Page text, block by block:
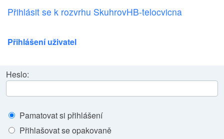
Přihlásit se k rozvrhu SkuhrovHB-telocvicna
Přihlášení uživatel
Heslo:
Pamatovat si přihlášení
Přihlašovat se opakovaně